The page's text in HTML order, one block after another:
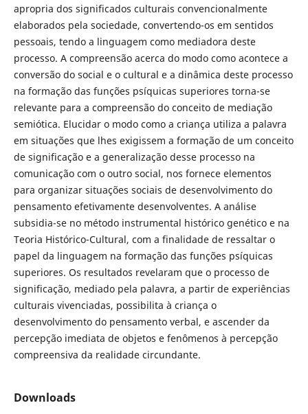
apropria dos significados culturais convencionalmente
elaborados pela sociedade, convertendo-os em sentidos
pessoais, tendo a linguagem como mediadora deste
processo. A compreensão acerca do modo como acontece a
conversão do social e o cultural e a dinâmica deste processo
na formação das funções psíquicas superiores torna-se
relevante para a compreensão do conceito de mediação
semiótica. Elucidar o modo como a criança utiliza a palavra
em situações que lhes exigissem a formação de um conceito
de significação e a generalização desse processo na
comunicação com o outro social, nos fornece elementos
para organizar situações sociais de desenvolvimento do
pensamento efetivamente desenvolventes. A análise
subsidia-se no método instrumental histórico genético e na
Teoria Histórico-Cultural, com a finalidade de ressaltar o
papel da linguagem na formação das funções psíquicas
superiores. Os resultados revelaram que o processo de
significação, mediado pela palavra, a partir de experiências
culturais vivenciadas, possibilita à criança o
desenvolvimento do pensamento verbal, e ascender da
percepção imediata de objetos e fenômenos à percepção
compreensiva da realidade circundante.
Downloads